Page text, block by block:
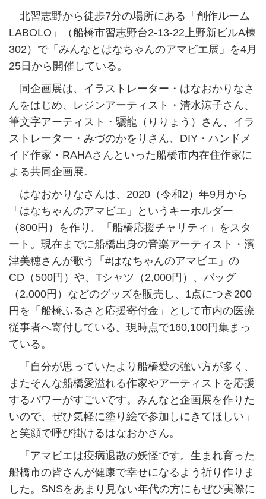
北習志野から徒歩7分の場所にある「創作ルーム
LABOLO」（船橋市習志野台2-13-22上野新ビルA棟
302）で「みんなとはなちゃんのアマビエ展」を4月
25日から開催している。
同企画展は、イラストレーター・はなおかりなさ
んをはじめ、レジンアーティスト・清水涼子さん、
筆文字アーティスト・驪龍（りりょう）さん、イラ
ストレーター・みづのかをりさん、DIY・ハンドメ
イド作家・RAHAさんといった船橋市内在住作家に
よる共同企画展。
はなおかりなさんは、2020（令和2）年9月から
「はなちゃんのアマビエ」というキーホルダー
（800円）を作り。「船橋応援チャリティ」をスタ
ート。現在までに船橋出身の音楽アーティスト・濱
津美穂さんが歌う「#はなちゃんのアマビエ」の
CD（500円）や、Tシャツ（2,000円）、バッグ
（2,000円）などのグッズを販売し、1点につき200
円を「船橋ふるさと応援寄付金」として市内の医療
従事者へ寄付している。現時点で160,100円集まっ
ている。
「自分が思っていたより船橋愛の強い方が多く、
またそんな船橋愛溢れる作家やアーティストを応援
するパワーがすごいです。みんなと企画展を作りた
いので、ぜひ気軽に塗り絵で参加しにきてほしい」
と笑顔で呼び掛けるはなおかさん。
「アマビエは疫病退散の妖怪です。生まれ育った
船橋市の皆さんが健康で幸せになるよう祈り作りま
した。SNSをあまり見ない年代の方にもぜひ実際に